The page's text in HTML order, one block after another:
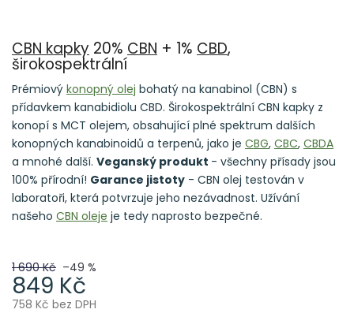
1 690 Kč –49 %
849 Kč
758 Kč bez DPH
CBN kapky 20% CBN + 1% CBD,
širokospektrální
Prémiový konopný olej bohatý na kanabinol (CBN) s
přídavkem kanabidiolu CBD. Širokospektrální CBN kapky z
konopí s MCT olejem, obsahující plné spektrum dalších
konopných kanabinoidů a terpenů, jako je CBG, CBC, CBDA
a mnohé další. Veganský produkt - všechny přísady jsou
100% přírodní! Garance jistoty - CBN olej testován v
laboratoři, která potvrzuje jeho nezávadnost. Užívání
našeho CBN oleje je tedy naprosto bezpečné.